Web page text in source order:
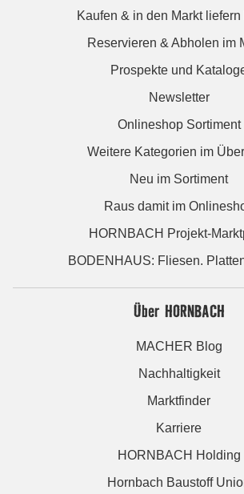
Kaufen & in den Markt liefern
Reservieren & Abholen im
Prospekte und
Newsletter
Onlineshop Sortiment
Weitere Kategorien im
Neu im Sortiment
Raus damit im
HORNBACH Projekt-
BODENHAUS: Fliesen.
Über HORNBACH
MACHER Blog
Nachhaltigkeit
Marktfinder
Karriere
HORNBACH Holding
Hornbach Baustoff